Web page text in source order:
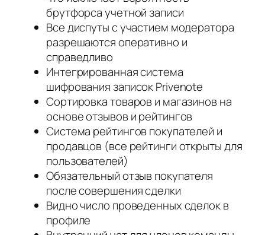
брутфорса учетной записи
Все диспуты с участием модератора
разрешаются оперативно и
справедливо
Интегрированная система
шифрования записок Privenote
Сортировка товаров и магазинов на
основе отзывов и рейтингов
Система рейтингов покупателей и
продавцов (все рейтинги открыты для
пользователей)
Обязательный отзыв покупателя
после совершения сделки
Видно число проведенных сделок в
профиле